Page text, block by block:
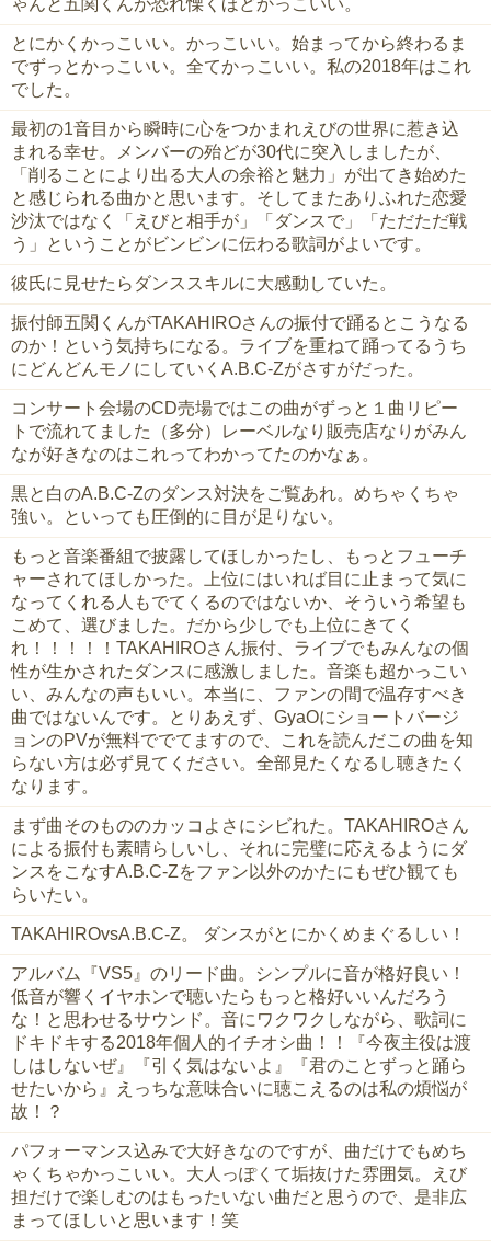
ゃんと五関くんが恐れ慄くほどかっこいい。
とにかくかっこいい。かっこいい。始まってから終わるま
でずっとかっこいい。全てかっこいい。私の2018年はこれ
でした。
最初の1音目から瞬時に心をつかまれえびの世界に惹き込
まれる幸せ。メンバーの殆どが30代に突入しましたが、
「削ることにより出る大人の余裕と魅力」が出てき始めた
と感じられる曲かと思います。そしてまたありふれた恋愛
沙汰ではなく「えびと相手が」「ダンスで」「ただただ戦
う」ということがビンビンに伝わる歌詞がよいです。
彼氏に見せたらダンススキルに大感動していた。
振付師五関くんがTAKAHIROさんの振付で踊るとこうなる
のか！という気持ちになる。ライブを重ねて踊ってるうち
にどんどんモノにしていくA.B.C-Zがさすがだった。
コンサート会場のCD売場ではこの曲がずっと１曲リピー
トで流れてました（多分）レーベルなり販売店なりがみん
なが好きなのはこれってわかってたのかなぁ。
黒と白のA.B.C-Zのダンス対決をご覧あれ。めちゃくちゃ
強い。といっても圧倒的に目が足りない。
もっと音楽番組で披露してほしかったし、もっとフューチ
ャーされてほしかった。上位にはいれば目に止まって気に
なってくれる人もでてくるのではないか、そういう希望も
こめて、選びました。だから少しでも上位にきてく
れ！！！！！TAKAHIROさん振付、ライブでもみんなの個
性が生かされたダンスに感激しました。音楽も超かっこい
い、みんなの声もいい。本当に、ファンの間で温存すべき
曲ではないんです。とりあえず、GyaOにショートバージ
ョンのPVが無料ででてますので、これを読んだこの曲を知
らない方は必ず見てください。全部見たくなるし聴きたく
なります。
まず曲そのもののカッコよさにシビれた。TAKAHIROさん
による振付も素晴らしいし、それに完璧に応えるようにダ
ンスをこなすA.B.C-Zをファン以外のかたにもぜひ観ても
らいたい。
TAKAHIROvsA.B.C-Z。 ダンスがとにかくめまぐるしい！
アルバム『VS5』のリード曲。シンプルに音が格好良い！
低音が響くイヤホンで聴いたらもっと格好いいんだろう
な！と思わせるサウンド。音にワクワクしながら、歌詞に
ドキドキする2018年個人的イチオシ曲！！『今夜主役は渡
しはしないぜ』『引く気はないよ』『君のことずっと踊ら
せたいから』えっちな意味合いに聴こえるのは私の煩悩が
故！？
パフォーマンス込みで大好きなのですが、曲だけでもめち
ゃくちゃかっこいい。大人っぽくて垢抜けた雰囲気。えび
担だけで楽しむのはもったいない曲だと思うので、是非広
まってほしいと思います！笑